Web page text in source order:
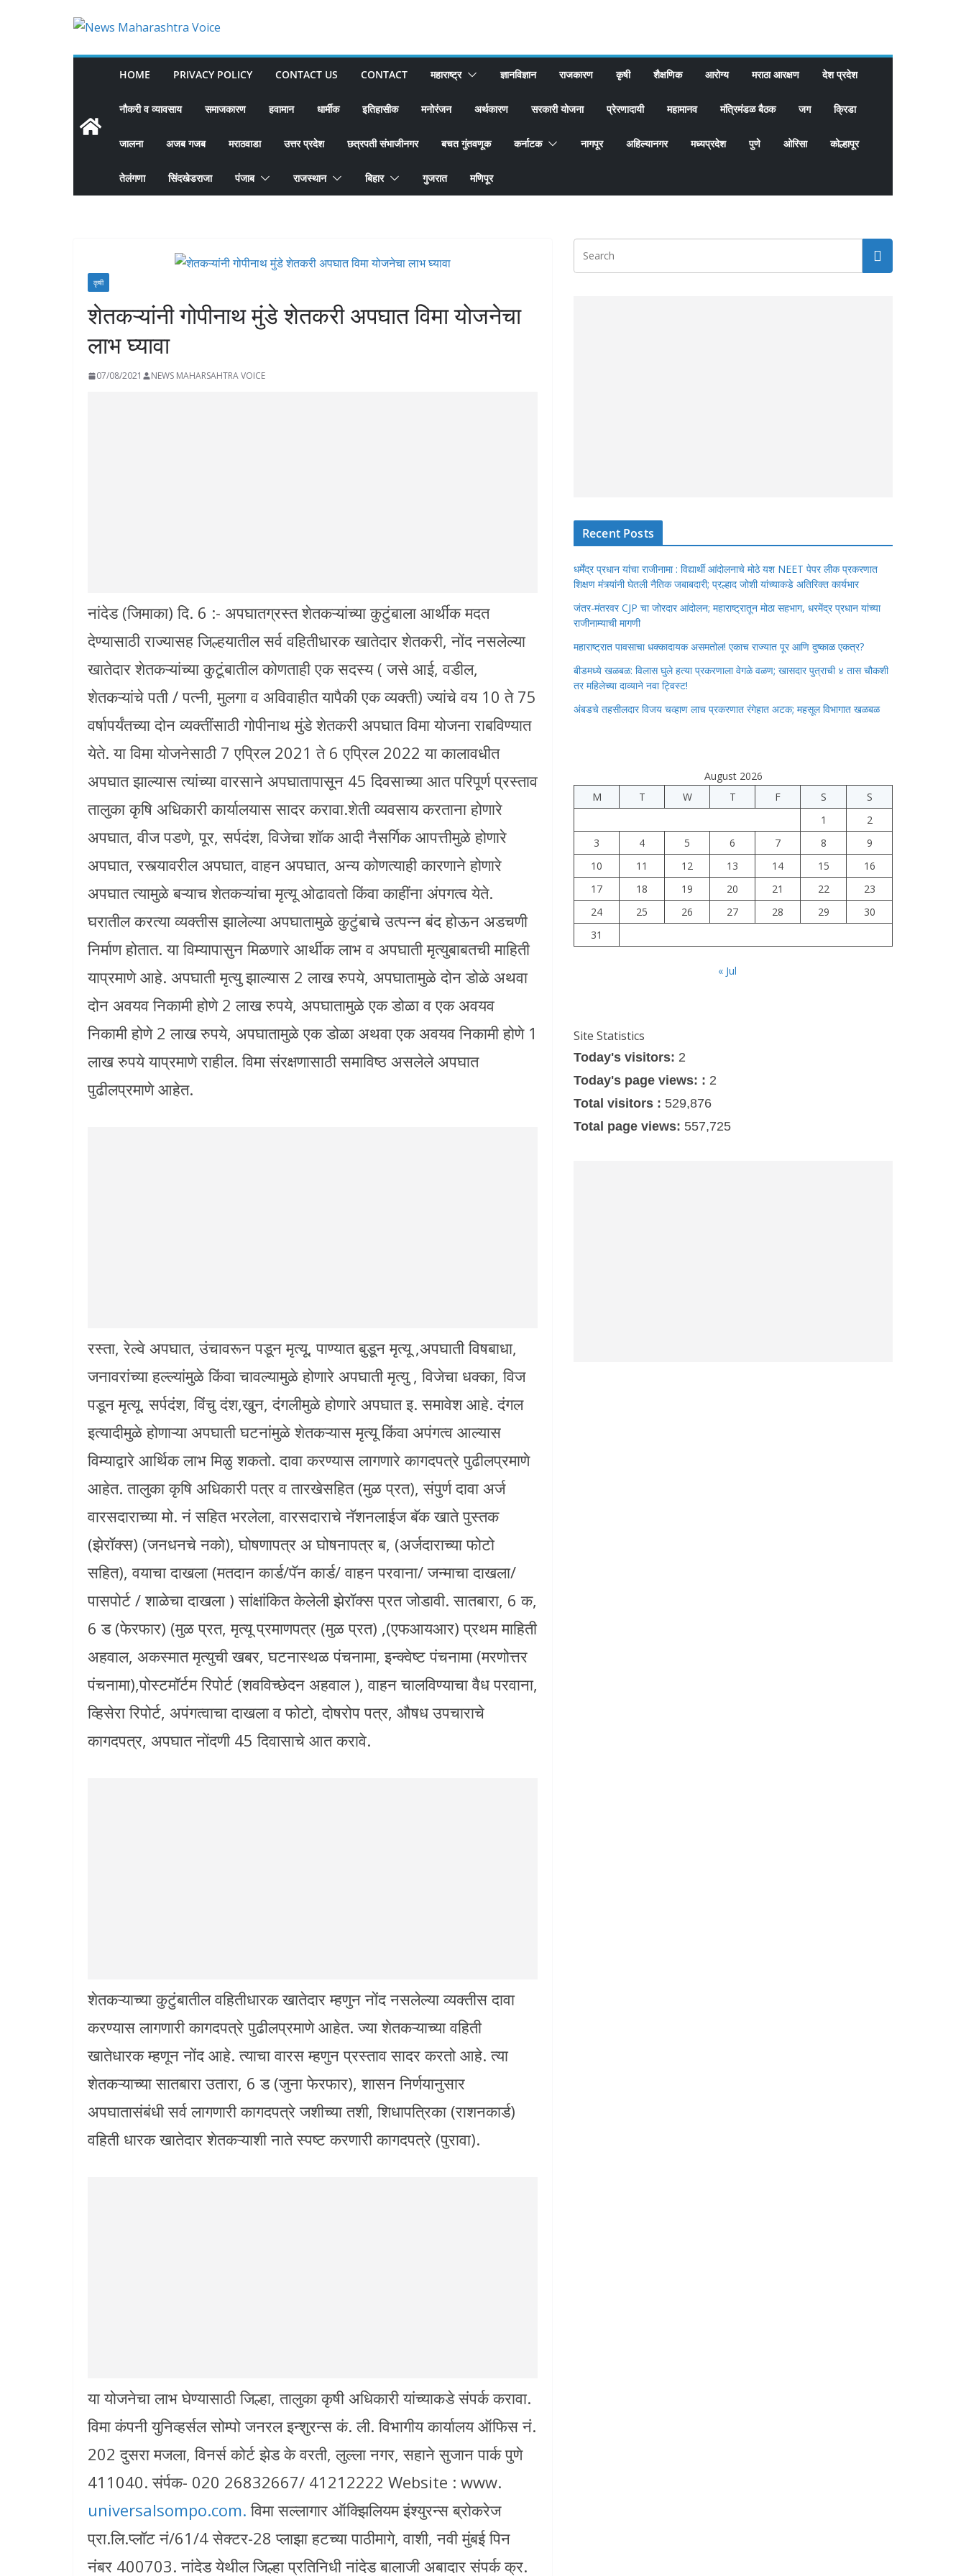
HOME PRIVACY POLICY CONTACT US CONTACT महाराष्ट्र ज्ञानविज्ञान राजकारण कृषी शैक्षणिक आरोग्य मराठा आरक्षण देश प्रदेश
नौकरी व व्यावसाय समाजकारण हवामान धार्मीक इतिहासीक मनोरंजन अर्थकारण सरकारी योजना प्रेरणादायी महामानव मंत्रिमंडळ बैठक जग क्रिडा
जालना अजब गजब मराठवाडा उत्तर प्रदेश छत्रपती संभाजीनगर बचत गुंतवणूक कर्नाटक नागपूर अहिल्यानगर मध्यप्रदेश पुणे ओरिसा कोल्हापूर
तेलंगणा सिंदखेडराजा पंजाब राजस्थान बिहार गुजरात मणिपूर
कृषी
शेतकऱ्यांनी गोपीनाथ मुंडे शेतकरी अपघात विमा योजनेचा
लाभ घ्यावा
07/08/2021 NEWS MAHARSAHTRA VOICE
नांदेड (जिमाका) दि. 6 :- अपघातग्रस्त शेतकऱ्यांच्या कुटुंबाला आर्थीक मदत
देण्यासाठी राज्यासह जिल्हयातील सर्व वहितीधारक खातेदार शेतकरी, नोंद नसलेल्या
खातेदार शेतकऱ्यांच्या कुटूंबातील कोणताही एक सदस्य ( जसे आई, वडील,
शेतकऱ्यांचे पती / पत्नी, मुलगा व अविवाहीत यापैकी एक व्यक्ती) ज्यांचे वय 10 ते 75
वर्षापर्यंतच्या दोन व्यक्तींसाठी गोपीनाथ मुंडे शेतकरी अपघात विमा योजना राबविण्यात
येते. या विमा योजनेसाठी 7 एप्रिल 2021 ते 6 एप्रिल 2022 या कालावधीत
अपघात झाल्यास त्यांच्या वारसाने अपघातापासून 45 दिवसाच्या आत परिपूर्ण प्रस्ताव
तालुका कृषि अधिकारी कार्यालयास सादर करावा.शेती व्यवसाय करताना होणारे
अपघात, वीज पडणे, पूर, सर्पदंश, विजेचा शॉक आदी नैसर्गिक आपत्तीमुळे होणारे
अपघात, रस्त्यावरील अपघात, वाहन अपघात, अन्य कोणत्याही कारणाने होणारे
अपघात त्यामुळे बऱ्याच शेतकऱ्यांचा मृत्यू ओढावतो किंवा काहींना अंपगत्व येते.
घरातील करत्या व्यक्तीस झालेल्या अपघातामुळे कुटुंबाचे उत्पन्न बंद होऊन अडचणी
निर्माण होतात. या विम्यापासुन मिळणारे आर्थीक लाभ व अपघाती मृत्युबाबतची माहिती
याप्रमाणे आहे. अपघाती मृत्यु झाल्यास 2 लाख रुपये, अपघातामुळे दोन डोळे अथवा
दोन अवयव निकामी होणे 2 लाख रुपये, अपघातामुळे एक डोळा व एक अवयव
निकामी होणे 2 लाख रुपये, अपघातामुळे एक डोळा अथवा एक अवयव निकामी होणे 1
लाख रुपये याप्रमाणे राहील. विमा संरक्षणासाठी समाविष्ठ असलेले अपघात
पुढीलप्रमाणे आहेत.
रस्ता, रेल्वे अपघात, उंचावरून पडून मृत्यू, पाण्यात बुडून मृत्यू ,अपघाती विषबाधा,
जनावरांच्या हल्ल्यांमुळे किंवा चावल्यामुळे होणारे अपघाती मृत्यु , विजेचा धक्का, विज
पडून मृत्यू, सर्पदंश, विंचु दंश,खुन, दंगलीमुळे होणारे अपघात इ. समावेश आहे. दंगल
इत्यादीमुळे होणाऱ्या अपघाती घटनांमुळे शेतकऱ्यास मृत्यू किंवा अपंगत्व आल्यास
विम्याद्वारे आर्थिक लाभ मिळु शकतो. दावा करण्यास लागणारे कागदपत्रे पुढीलप्रमाणे
आहेत. तालुका कृषि अधिकारी पत्र व तारखेसहित (मुळ प्रत), संपुर्ण दावा अर्ज
वारसदाराच्या मो. नं सहित भरलेला, वारसदाराचे नॅशनलाईज बॅक खाते पुस्तक
(झेरॉक्स) (जनधनचे नको), घोषणापत्र अ घोषनापत्र ब, (अर्जदाराच्या फोटो
सहित), वयाचा दाखला (मतदान कार्ड/पॅन कार्ड/ वाहन परवाना/ जन्माचा दाखला/
पासपोर्ट / शाळेचा दाखला ) सांक्षांकित केलेली झेरॉक्स प्रत जोडावी. सातबारा, 6 क,
6 ड (फेरफार) (मुळ प्रत, मृत्यू प्रमाणपत्र (मुळ प्रत) ,(एफआयआर) प्रथम माहिती
अहवाल, अकस्मात मृत्युची खबर, घटनास्थळ पंचनामा, इन्क्वेष्ट पंचनामा (मरणोत्तर
पंचनामा),पोस्टमॉर्टम रिपोर्ट (शवविच्छेदन अहवाल ), वाहन चालविण्याचा वैध परवाना,
व्हिसेरा रिपोर्ट, अपंगत्वाचा दाखला व फोटो, दोषरोप पत्र, औषध उपचाराचे
कागदपत्र, अपघात नोंदणी 45 दिवासाचे आत करावे.
शेतकऱ्याच्या कुटुंबातील वहितीधारक खातेदार म्हणुन नोंद नसलेल्या व्यक्तीस दावा
करण्यास लागणारी कागदपत्रे पुढीलप्रमाणे आहेत. ज्या शेतकऱ्याच्या वहिती
खातेधारक म्हणून नोंद आहे. त्याचा वारस म्हणुन प्रस्ताव सादर करतो आहे. त्या
शेतकऱ्याच्या सातबारा उतारा, 6 ड (जुना फेरफार), शासन निर्णयानुसार
अपघातासंबंधी सर्व लागणारी कागदपत्रे जशीच्या तशी, शिधापत्रिका (राशनकार्ड)
वहिती धारक खातेदार शेतकऱ्याशी नाते स्पष्ट करणारी कागदपत्रे (पुरावा).
या योजनेचा लाभ घेण्यासाठी जिल्हा, तालुका कृषी अधिकारी यांच्याकडे संपर्क करावा.
विमा कंपनी युनिव्हर्सल सोम्पो जनरल इन्शुरन्स कं. ली. विभागीय कार्यालय ऑफिस नं.
202 दुसरा मजला, विनर्स कोर्ट झेड के वरती, लुल्ला नगर, सहाने सुजान पार्क पुणे
411040. संर्पक- 020 26832667/ 41212222 Website : www.
universalsompo.com. विमा सल्लागार ऑक्झिलियम इंश्युरन्स ब्रोकरेज
प्रा.लि.प्लॉट नं/61/4 सेक्टर-28 प्लाझा हटच्या पाठीमागे, वाशी, नवी मुंबई पिन
नंबर 400703. नांदेड येथील जिल्हा प्रतिनिधी नांदेड बालाजी अबादार संपर्क क्र.
Recent Posts
धर्मेंद्र प्रधान यांचा राजीनामा : विद्यार्थी आंदोलनाचे मोठे यश NEET पेपर लीक प्रकरणात
शिक्षण मंत्र्यांनी घेतली नैतिक जबाबदारी; प्रल्हाद जोशी यांच्याकडे अतिरिक्त कार्यभार
जंतर-मंतरवर CJP चा जोरदार आंदोलन; महाराष्ट्रातून मोठा सहभाग, धरमेंद्र प्रधान यांच्या
राजीनाम्याची मागणी
महाराष्ट्रात पावसाचा धक्कादायक असमतोल! एकाच राज्यात पूर आणि दुष्काळ एकत्र?
बीडमध्ये खळबळ: विलास घुले हत्या प्रकरणाला वेगळे वळण; खासदार पुत्राची ४ तास चौकशी
तर महिलेच्या दाव्याने नवा ट्विस्ट!
अंबडचे तहसीलदार विजय चव्हाण लाच प्रकरणात रंगेहात अटक; महसूल विभागात खळबळ
August 2026
M
T W T F S
S
1
2
3
4 5 6 7 8
9
10
11 12 13 14 15
16
17
18 19 20 21 22
23
24
25 26 27 28 29
30
31
« Jul
Site Statistics
Today's visitors: 2
Today's page views: : 2
Total visitors : 529,876
Total page views: 557,725